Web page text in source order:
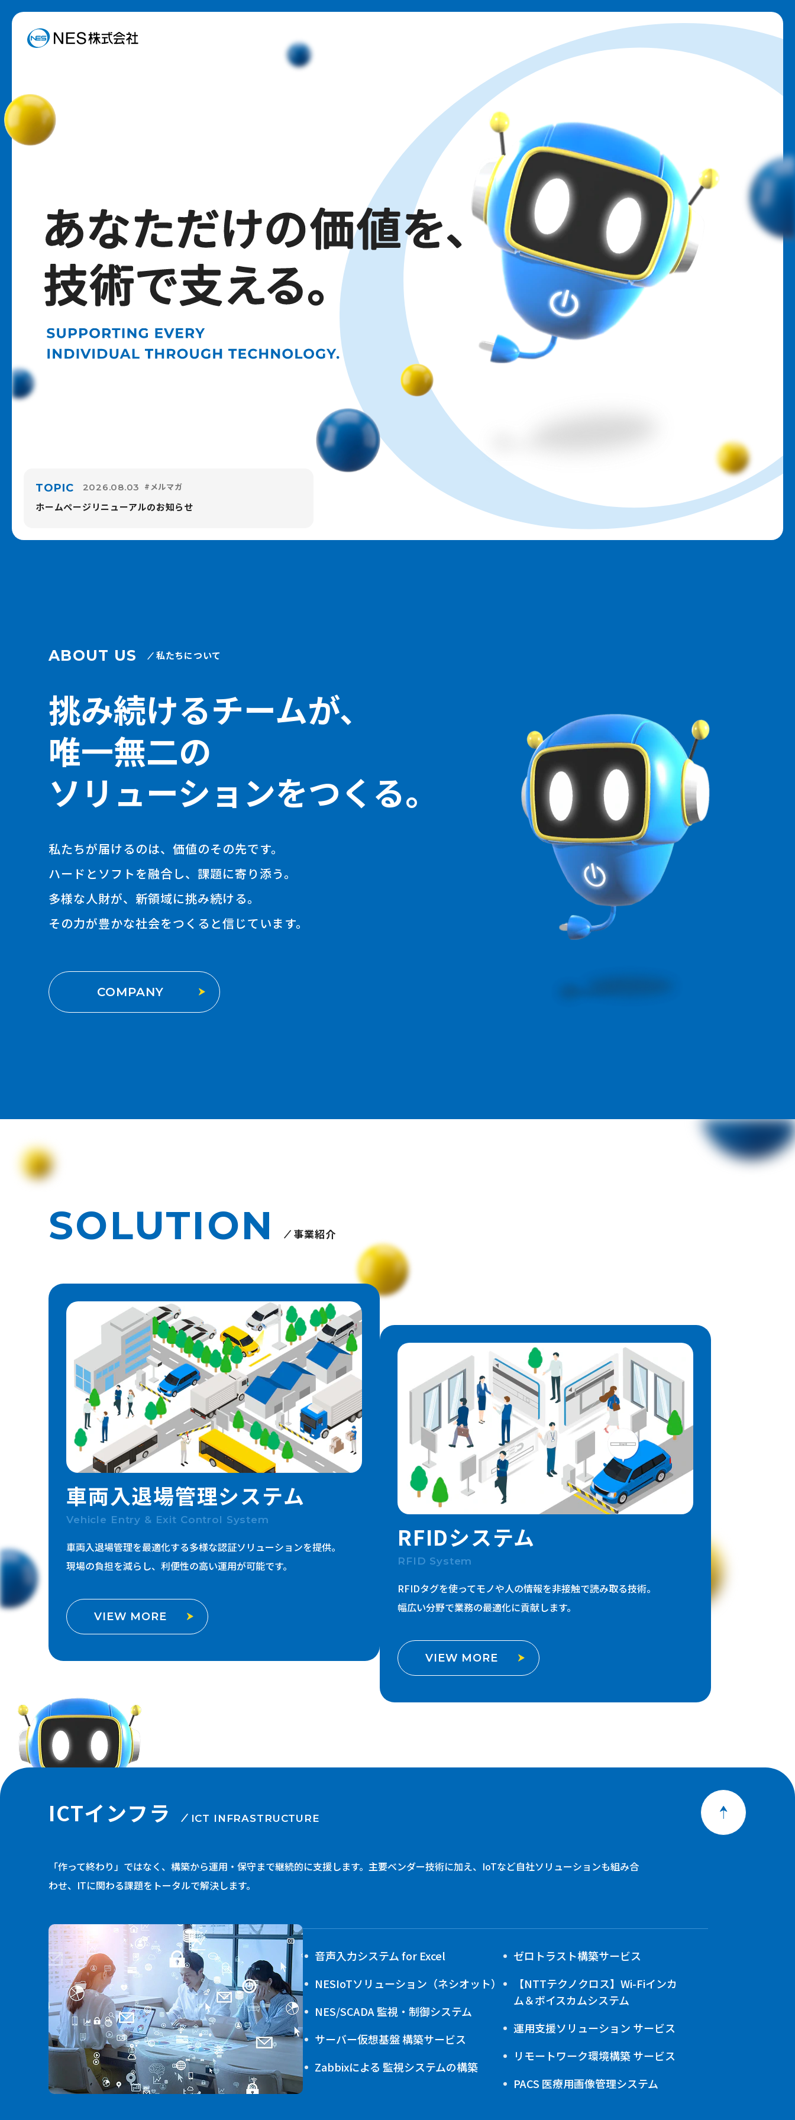
RFIDシステム
ICTインフラ
セキュリティ
映像・音響
公共・防災
一般事業主行動計画 / 健康企業宣言
健康経営優良法人
品質方針
SDGs宣言
パートナーシップ構築宣言
環境ソリューション
TOPIC 2026.08.03 #メルマガ
ホームページリニューアルのお知らせ
ABOUT US 私たちについて
挑み続けるチームが、
唯一無二の
ソリューションをつくる。
私たちが届けるのは、価値のその先です。
ハードとソフトを融合し、課題に寄り添う。
多様な人財が、新領域に挑み続ける。
その力が豊かな社会をつくると信じています。
COMPANY
SOLUTION 事業紹介
車両入退場管理システム
Vehicle Entry & Exit Control System
車両入退場管理を最適化する多様な認証ソリューションを提供。
現場の負担を減らし、利便性の高い運用が可能です。
VIEW MORE
RFIDシステム
RFID System
RFIDタグを使ってモノや人の情報を非接触で読み取る技術。
幅広い分野で業務の最適化に貢献します。
VIEW MORE
ICTインフラ ICT INFRASTRUCTURE
「作って終わり」ではなく、構築から運用・保守まで継続的に支援します。主要ベンダー技術に加え、IoTなど自社ソリューションも組み合
わせ、ITに関わる課題をトータルで解決します。
音声入力システム for Excel
NESIoTソリューション（ネシオット）
NES/SCADA 監視・制御システム
サーバー仮想基盤 構築サービス
Zabbixによる 監視システムの構築
ゼロトラスト構築サービス
【NTTテクノクロス】Wi-Fiインカ
ム＆ボイスカムシステム
運用支援ソリューション サービス
リモートワーク環境構築 サービス
PACS 医療用画像管理システム